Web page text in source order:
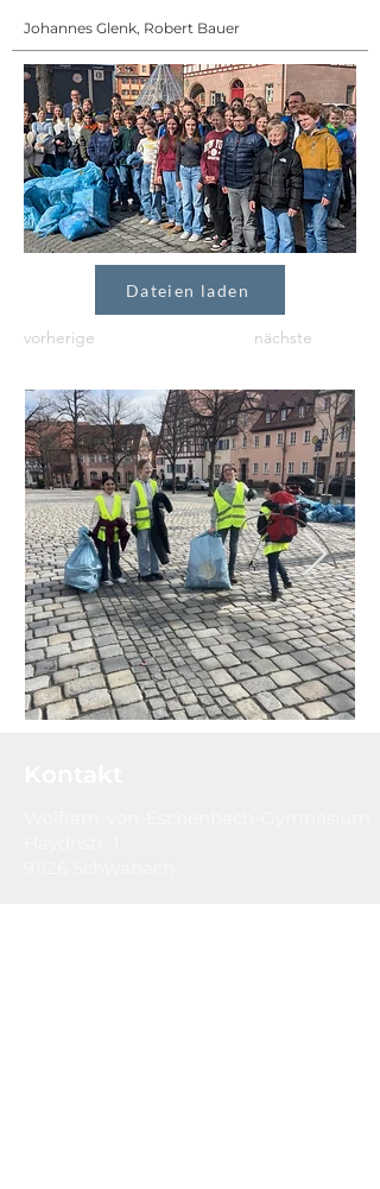
Johannes Glenk, Robert Bauer
Dateien laden
vorherige nächste